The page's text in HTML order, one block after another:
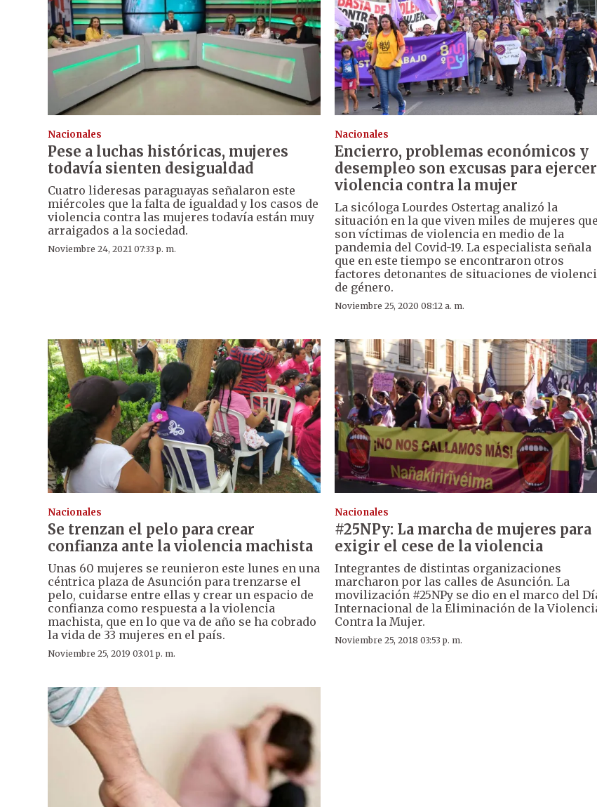
Nacionales
Pese a luchas históricas, mujeres
todavía sienten desigualdad
Cuatro lideresas paraguayas señalaron este
miércoles que la falta de igualdad y los casos de
violencia contra las mujeres todavía están muy
arraigados a la sociedad.
Noviembre 24, 2021 07:33 p. m.
Nacionales
Encierro, problemas económicos y
desempleo son excusas para ejercer
violencia contra la mujer
La sicóloga Lourdes Ostertag analizó la
situación en la que viven miles de mujeres que
son víctimas de violencia en medio de la
pandemia del Covid-19. La especialista señala
que en este tiempo se encontraron otros
factores detonantes de situaciones de
de género.
Noviembre 25, 2020 08:12 a. m.
Nacionales
Se trenzan el pelo para crear
confianza ante la violencia machista
Unas 60 mujeres se reunieron este lunes en una
céntrica plaza de Asunción para trenzarse el
pelo, cuidarse entre ellas y crear un espacio de
confianza como respuesta a la violencia
machista, que en lo que va de año se ha cobrado
la vida de 33 mujeres en el país.
Noviembre 25, 2019 03:01 p. m.
Nacionales
#25NPy: La marcha de mujeres para
exigir el cese de la violencia
Integrantes de distintas organizaciones
marcharon por las calles de Asunción. La
movilización #25NPy se dio en el marco del
Internacional de la Eliminación de la
Contra la Mujer.
Noviembre 25, 2018 03:53 p. m.